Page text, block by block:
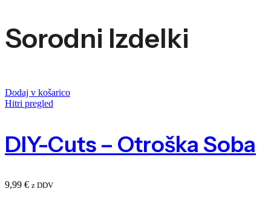
Sorodni Izdelki
Dodaj v košarico
Hitri pregled
DIY-Cuts – Otroška Soba
9,99 € z DDV